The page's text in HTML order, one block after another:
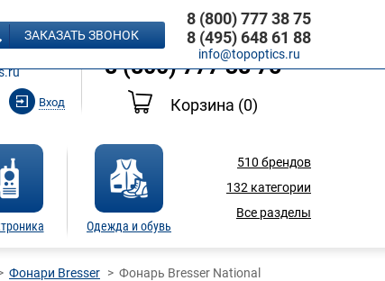
Вход
8 (495) 648 61 88
8 (800) 777 38 75
Корзина (0)
Одежда и обувь
510 брендов
132 категории
Все разделы
ЗАКАЗАТЬ ЗВОНОК
8 (800) 777 38 75
8 (495) 648 61 88
info@topoptics.ru
Фонари Bresser
Фонарь Bresser National